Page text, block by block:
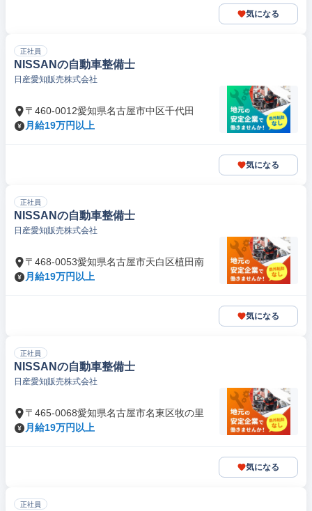
気になる
正社員
NISSANの自動車整備士
日産愛知販売株式会社
〒460-0012愛知県名古屋市中区千代田
月給19万円以上
気になる
正社員
NISSANの自動車整備士
日産愛知販売株式会社
〒468-0053愛知県名古屋市天白区植田南
月給19万円以上
気になる
正社員
NISSANの自動車整備士
日産愛知販売株式会社
〒465-0068愛知県名古屋市名東区牧の里
月給19万円以上
気になる
正社員